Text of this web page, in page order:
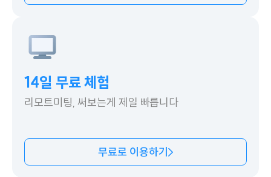
14일 무료 체험
리모트미팅, 써보는게 제일 빠릅니다
무료로 이용하기